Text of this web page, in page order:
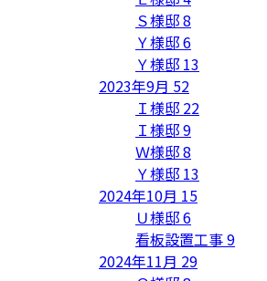
Ｓ様邸8
Ｙ様邸6
Ｙ様邸 13
2023年9月 52
Ｉ様邸 22
Ｉ様邸9
Ｗ様邸8
Ｙ様邸 13
2024年10月 15
Ｕ様邸6
看板設置工事9
2024年11月 29